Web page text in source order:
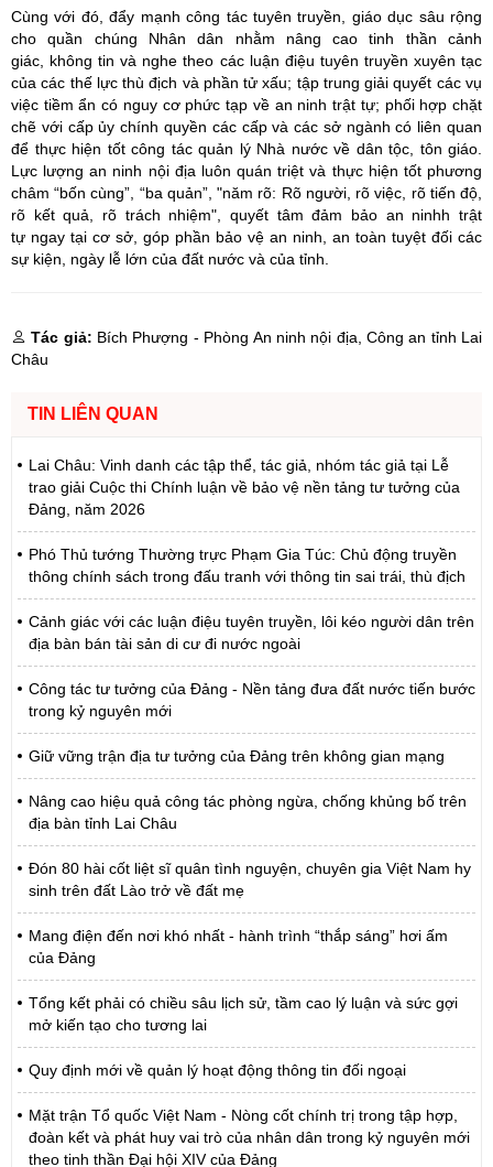
Cùng với đó, đẩy mạnh công tác tuyên truyền, giáo dục sâu rộng
cho quần chúng Nhân dân nhằm nâng cao tinh thần cảnh
giác, không tin và nghe theo các luận điệu tuyên truyền xuyên tạc
của các thế lực thù địch và phần tử xấu; tập trung giải quyết các vụ
việc tiềm ẩn có nguy cơ phức tạp về an ninh trật tự; phối hợp chặt
chẽ với cấp ủy chính quyền các cấp và các sở ngành có liên quan
để thực hiện tốt công tác quản lý Nhà nước về dân tộc, tôn giáo.
Lực lượng an ninh nội địa luôn quán triệt và thực hiện tốt phương
châm “bốn cùng”, “ba quản”, "năm rõ: Rõ người, rõ việc, rõ tiến độ,
rõ kết quả, rõ trách nhiệm", quyết tâm đảm bảo an ninhh trật
tự ngay tại cơ sở, góp phần bảo vệ an ninh, an toàn tuyệt đối các
sự kiện, ngày lễ lớn của đất nước và của tỉnh.
Tác giả: Bích Phượng - Phòng An ninh nội địa, Công an tỉnh Lai
Châu
TIN LIÊN QUAN
Lai Châu: Vinh danh các tập thể, tác giả, nhóm tác giả tại Lễ
trao giải Cuộc thi Chính luận về bảo vệ nền tảng tư tưởng của
Đảng, năm 2026
Phó Thủ tướng Thường trực Phạm Gia Túc: Chủ động truyền
thông chính sách trong đấu tranh với thông tin sai trái, thù địch
Cảnh giác với các luận điệu tuyên truyền, lôi kéo người dân trên
địa bàn bán tài sản di cư đi nước ngoài
Công tác tư tưởng của Đảng - Nền tảng đưa đất nước tiến bước
trong kỷ nguyên mới
Giữ vững trận địa tư tưởng của Đảng trên không gian mạng
Nâng cao hiệu quả công tác phòng ngừa, chống khủng bố trên
địa bàn tỉnh Lai Châu
Đón 80 hài cốt liệt sĩ quân tình nguyện, chuyên gia Việt Nam hy
sinh trên đất Lào trở về đất mẹ
Mang điện đến nơi khó nhất - hành trình “thắp sáng” hơi ấm
của Đảng
Tổng kết phải có chiều sâu lịch sử, tầm cao lý luận và sức gợi
mở kiến tạo cho tương lai
Quy định mới về quản lý hoạt động thông tin đối ngoại
Mặt trận Tổ quốc Việt Nam - Nòng cốt chính trị trong tập hợp,
đoàn kết và phát huy vai trò của nhân dân trong kỷ nguyên mới
theo tinh thần Đại hội XIV của Đảng